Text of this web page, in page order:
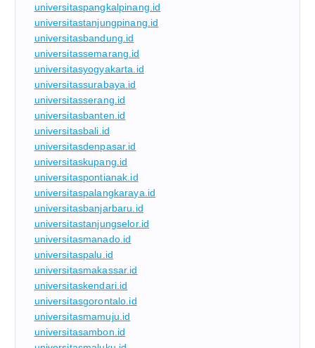
universitaspangkalpinang.id
universitastanjungpinang.id
universitasbandung.id
universitassemarang.id
universitasyogyakarta.id
universitassurabaya.id
universitasserang.id
universitasbanten.id
universitasbali.id
universitasdenpasar.id
universitaskupang.id
universitaspontianak.id
universitaspalangkaraya.id
universitasbanjarbaru.id
universitastanjungselor.id
universitasmanado.id
universitaspalu.id
universitasmakassar.id
universitaskendari.id
universitasgorontalo.id
universitasmamuju.id
universitasambon.id